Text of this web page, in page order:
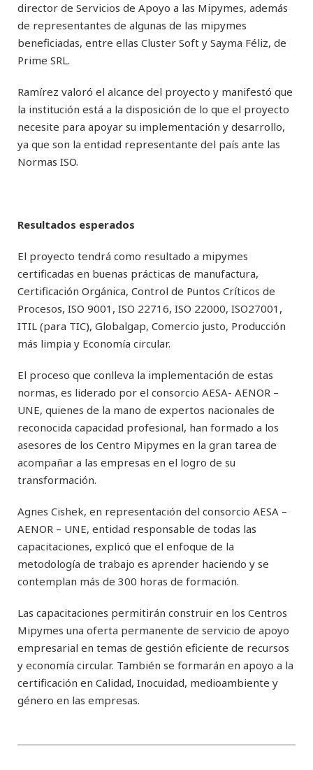
director de Servicios de Apoyo a las Mipymes, además
de representantes de algunas de las mipymes
beneficiadas, entre ellas Cluster Soft y Sayma Féliz, de
Prime SRL.
Ramírez valoró el alcance del proyecto y manifestó que
la institución está a la disposición de lo que el proyecto
necesite para apoyar su implementación y desarrollo,
ya que son la entidad representante del país ante las
Normas ISO.
Resultados esperados
El proyecto tendrá como resultado a mipymes
certificadas en buenas prácticas de manufactura,
Certificación Orgánica, Control de Puntos Críticos de
Procesos, ISO 9001, ISO 22716, ISO 22000, ISO27001,
ITIL (para TIC), Globalgap, Comercio justo, Producción
más limpia y Economía circular.
El proceso que conlleva la implementación de estas
normas, es liderado por el consorcio AESA- AENOR –
UNE, quienes de la mano de expertos nacionales de
reconocida capacidad profesional, han formado a los
asesores de los Centro Mipymes en la gran tarea de
acompañar a las empresas en el logro de su
transformación.
Agnes Cishek, en representación del consorcio AESA –
AENOR – UNE, entidad responsable de todas las
capacitaciones, explicó que el enfoque de la
metodología de trabajo es aprender haciendo y se
contemplan más de 300 horas de formación.
Las capacitaciones permitirán construir en los Centros
Mipymes una oferta permanente de servicio de apoyo
empresarial en temas de gestión eficiente de recursos
y economía circular. También se formarán en apoyo a la
certificación en Calidad, Inocuidad, medioambiente y
género en las empresas.